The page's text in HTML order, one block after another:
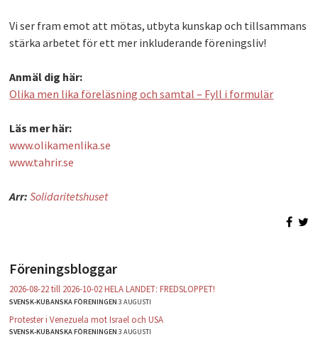
Vi ser fram emot att mötas, utbyta kunskap och tillsammans
stärka arbetet för ett mer inkluderande föreningsliv!
Anmäl dig här:
Olika men lika föreläsning och samtal – Fyll i formulär
Läs mer här:
www.olikamenlika.se
www.tahrir.se
Arr: Solidaritetshuset
Föreningsbloggar
2026-08-22 till 2026-10-02 HELA LANDET: FREDSLOPPET!
SVENSK-KUBANSKA FÖRENINGEN3 AUGUSTI
Protester i Venezuela mot Israel och USA
SVENSK-KUBANSKA FÖRENINGEN3 AUGUSTI